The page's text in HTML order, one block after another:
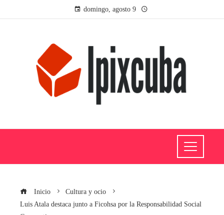
domingo, agosto 9
Inicio
Cultura y ocio
Luis Atala destaca junto a Ficohsa por la Responsabilidad Social